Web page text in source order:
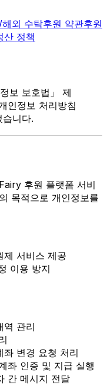
외 수탁후원 약관후원
산 정책
보 보호법」 제
인정보 처리방침
니다.
후원 플랫폼 서비
목적으로 개인정보를
제 서비스 제공
이용 방지
역 관리
변경 요청 처리
좌 인증 및 지급 실행
간 메시지 전달